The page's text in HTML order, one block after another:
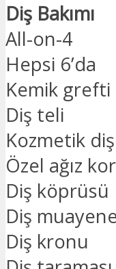
Diş Bakımı
All-on-4
Hepsi 6’da
Kemik grefti
Diş teli
Kozmetik
Özel ağız
Diş köprüsü
Diş
Diş kronu